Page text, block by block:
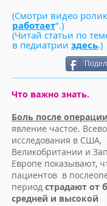
Что важно знать.
Боль после
явление частое.
исследования в США,
Великобритании и
Европе показывают,
пациентов в
период страдают от
средней и высокой
(Смотри видео
работает".)
(Читай статьи по
в педиатрии здесь.)